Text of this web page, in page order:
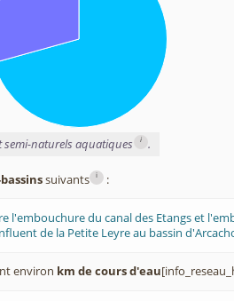
semi-naturels aquatiques i .
suivants i :
l'embouchure du canal des Etangs et
de la Petite Leyre au bassin
environ km de cours d'eau